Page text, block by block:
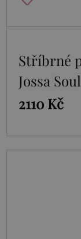
Stříbrné
Jossa
2110 Kč